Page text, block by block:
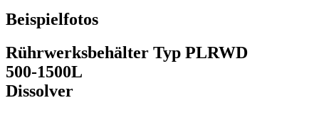
Beispielfotos
Rührwerksbehälter Typ PLRWD
500-1500L
Dissolver